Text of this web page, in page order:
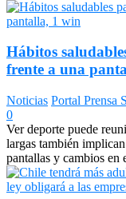
Hábitos
frente a una
Noticias Portal Prensa
0
Ver deporte puede
largas también
pantallas y cambios en